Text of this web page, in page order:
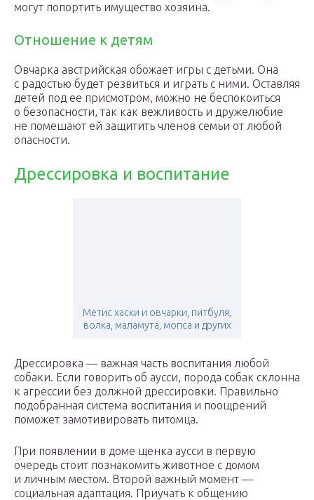
могут попортить имущество хозяина.
Отношение к детям
Овчарка австрийская обожает игры с детьми. Она
с радостью будет резвиться и играть с ними. Оставляя
детей под ее присмотром, можно не беспокоиться
о безопасности, так как вежливость и дружелюбие
не помешают ей защитить членов семьи от любой
опасности.
Дрессировка и воспитание
Метис хаски и овчарки, питбуля,
волка, маламута, мопса и других
Дрессировка — важная часть воспитания любой
собаки. Если говорить об аусси, порода собак склонна
к агрессии без должной дрессировки. Правильно
подобранная система воспитания и поощрений
поможет замотивировать питомца.
При появлении в доме щенка аусси в первую
очередь стоит познакомить животное с домом
и личным местом. Второй важный момент —
социальная адаптация. Приучать к общению